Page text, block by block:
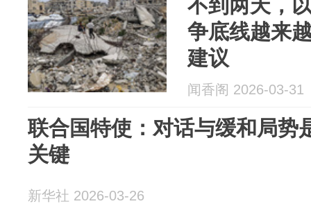
不到两天，
争底线越来
建议
闻香阁 2026-03-31
联合国特使：对话与缓和局势
关键
新华社 2026-03-26